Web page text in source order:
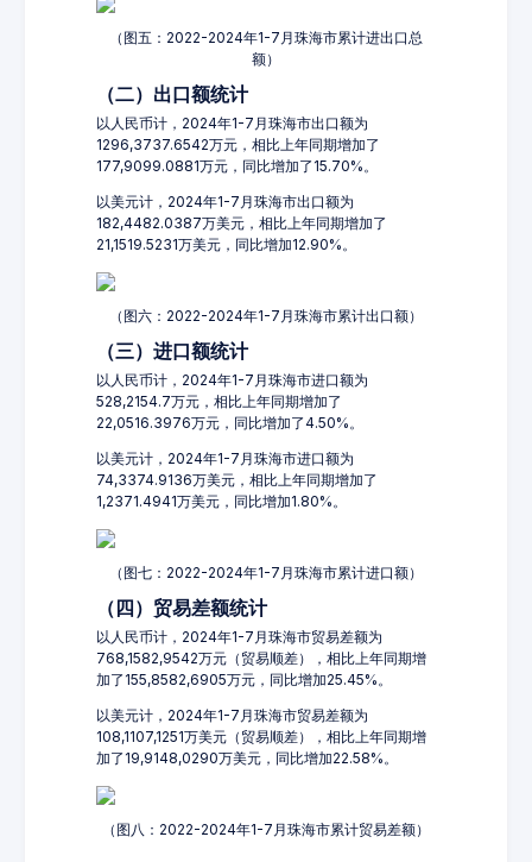
（图五：2022-2024年1-7月珠海市累计进出口总
额）
（二）出口额统计
以人民币计，2024年1-7月珠海市出口额为
1296,3737.6542万元，相比上年同期增加了
177,9099.0881万元，同比增加了15.70%。
以美元计，2024年1-7月珠海市出口额为
182,4482.0387万美元，相比上年同期增加了
21,1519.5231万美元，同比增加12.90%。
（图六：2022-2024年1-7月珠海市累计出口额）
（三）进口额统计
以人民币计，2024年1-7月珠海市进口额为
528,2154.7万元，相比上年同期增加了
22,0516.3976万元，同比增加了4.50%。
以美元计，2024年1-7月珠海市进口额为
74,3374.9136万美元，相比上年同期增加了
1,2371.4941万美元，同比增加1.80%。
（图七：2022-2024年1-7月珠海市累计进口额）
（四）贸易差额统计
以人民币计，2024年1-7月珠海市贸易差额为
768,1582,9542万元（贸易顺差），相比上年同期增
加了155,8582,6905万元，同比增加25.45%。
以美元计，2024年1-7月珠海市贸易差额为
108,1107,1251万美元（贸易顺差），相比上年同期增
加了19,9148,0290万美元，同比增加22.58%。
（图八：2022-2024年1-7月珠海市累计贸易差额）